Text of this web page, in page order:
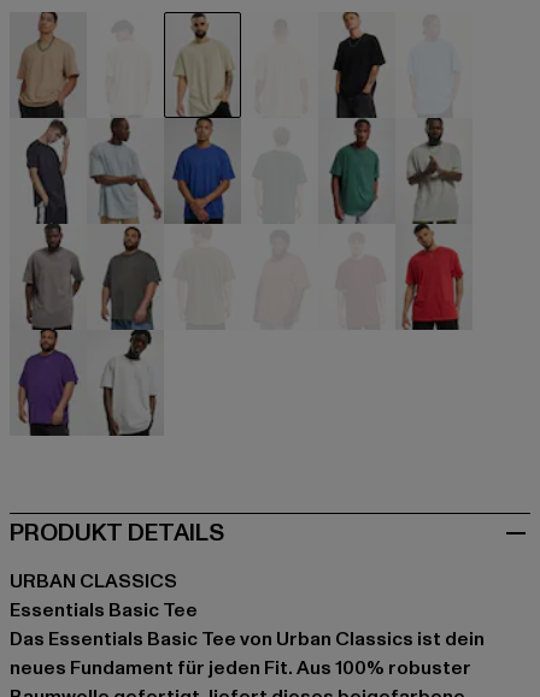
beige beige beige schwarzblau
blau blau grau
grau grau
PRODUKT DETAILS
URBAN CLASSICS
Essentials Basic Tee
Das Essentials Basic Tee von Urban Classics ist dein
neues Fundament für jeden Fit. Aus 100% robuster